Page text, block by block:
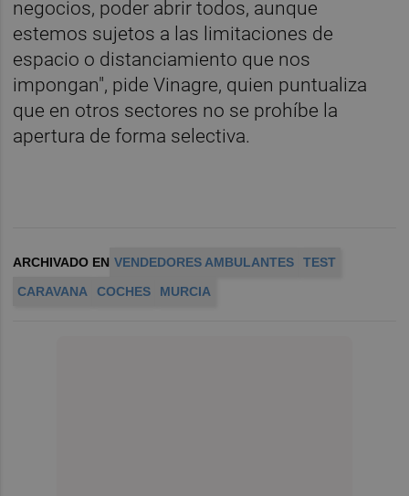
negocios, poder abrir todos, aunque
estemos sujetos a las limitaciones de
espacio o distanciamiento que nos
impongan", pide Vinagre, quien puntualiza
que en otros sectores no se prohíbe la
apertura de forma selectiva.
ARCHIVADO EN VENDEDORES AMBULANTES
TEST
CARAVANA
COCHES MURCIA